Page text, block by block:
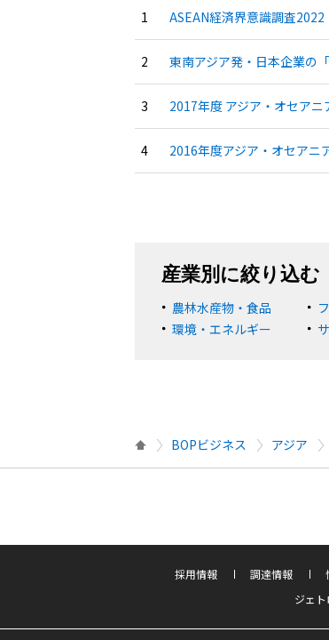
ASEAN経済界意識調査2022
東南アジア発・日本企業の
2017年度 アジア・オセアニ
2016年度アジア・オセアニ
産業別に絞り込む
農林水産物・食品
環境・エネルギー
BOPビジネス アジア
採用情報 調達情報
ジェ